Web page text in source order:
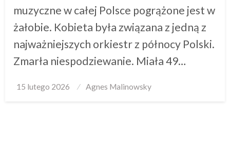
muzyczne w całej Polsce pogrążone jest w
żałobie. Kobieta była związana z jedną z
najważniejszych orkiestr z północy Polski.
Zmarła niespodziewanie. Miała 49…
Posted
15 lutego 2026 Agnes Malinowsky